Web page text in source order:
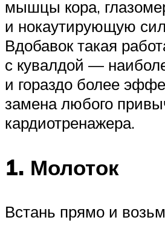
мышцы кора,
и нокаутирующую
Вдобавок такая
с кувалдой —
и гораздо более
замена любого
кардиотренажера.
1. Молоток
Встань прямо и